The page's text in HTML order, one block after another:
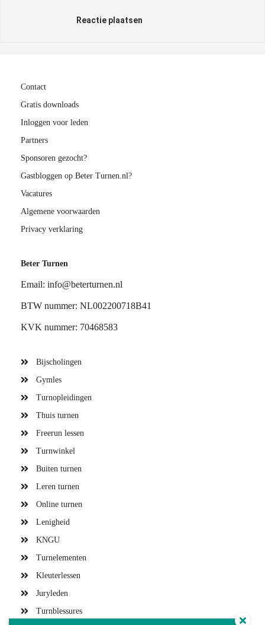
Reactie plaatsen
Contact
Gratis downloads
Inloggen voor leden
Partners
Sponsoren gezocht?
Gastbloggen op Beter Turnen.nl?
Vacatures
Algemene voorwaarden
Privacy verklaring
Beter Turnen
Email: info@beterturnen.nl
BTW nummer: NL002200718B41
KVK nummer: 70468583
Bijscholingen
Gymles
Turnopleidingen
Thuis turnen
Freerun lessen
Turnwinkel
Buiten turnen
Leren turnen
Online turnen
Lenigheid
KNGU
Turnelementen
Kleuterlessen
Juryleden
Turnblessures